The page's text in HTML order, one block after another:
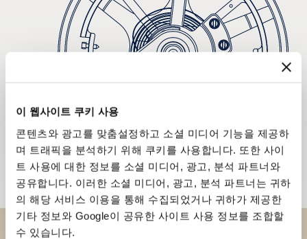
이 웹사이트 쿠키 사용
콘텐츠와 광고를 맞춤설정하고 소셜 미디어 기능을 제공하
며 트래픽을 분석하기 위해 쿠키를 사용합니다. 또한 사이
트 사용에 대한 정보를 소셜 미디어, 광고, 분석 파트너와
공유합니다. 이러한 소셜 미디어, 광고, 분석 파트너는 귀하
의 해당 서비스 이용을 통해 수집되었거나 귀하가 제공한
기타 정보와 Google이 공유한 사이트 사용 정보를 조합할
수 있습니다.